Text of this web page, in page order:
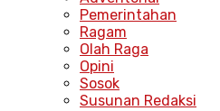
Pemerintahan
Ragam
Olah Raga
Opini
Sosok
Susunan Redaksi